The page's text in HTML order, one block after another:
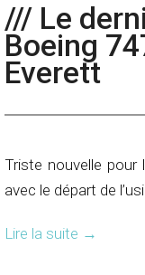
/// Le
Boeing
Everett
Triste nouvelle pour
avec le départ de
Lire la suite →